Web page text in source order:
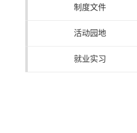
制度文件
活动园地
就业实习